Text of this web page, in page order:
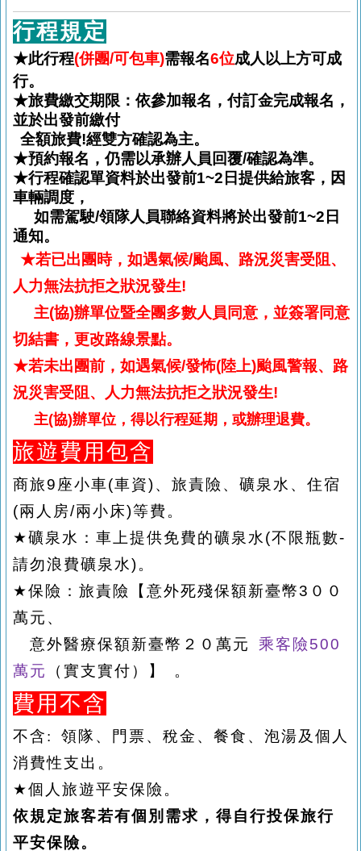
行程規定
★此行程(併團/可包車)需報名6位成人以上方可成
行。
★旅費繳交期限：依參加報名，付訂金完成報名，
並於出發前繳付
全額旅費!經雙方確認為主。
★預約報名，仍需以承辦人員回覆/確認為準。
★行程確認單資料於出發前1~2日提供給旅客，因
車輛調度，
如需駕駛/領隊人員聯絡資料將於出發前1~2日
通知。
★若已出團時， 如遇氣候/颱風、 路況災害受阻、
人力無法抗拒之狀況發生!
主(協)辦單位暨全團多數人員同意， 並簽署同意
切結書 ， 更改路線景點。
★若未出團前 ， 如遇氣候/發怖(陸上)颱風警報、 路
況災害受阻、 人力無法抗拒之狀況發生!
主(協)辦單位， 得以行程延期 ， 或辦理退費。
旅遊費用包含
商旅9座小車(車資)、旅責險、礦泉水 、住宿
(兩人房/兩小床)等費。
★礦泉水：車上提供免費的礦泉水(不限瓶數-
請勿浪費礦泉水)。
★保險：旅責險【意外死殘保額新臺幣3 ００
萬元 、
意外醫療保額新臺幣２０萬元 乘客險500
萬元
（實支實付）】 。
費用不含
不含: 領隊 、 門票、 稅金、 餐食、泡湯及個人
消費性支出。
★個人旅遊平安保險。
依規定旅客若有個別需求，得自行投保旅行
平安保險。